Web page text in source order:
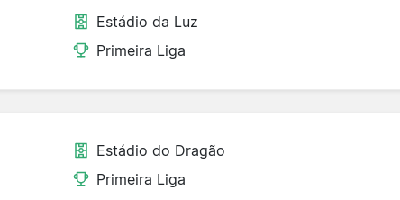
Estádio da Luz
Primeira Liga
Estádio do Dragão
Primeira Liga